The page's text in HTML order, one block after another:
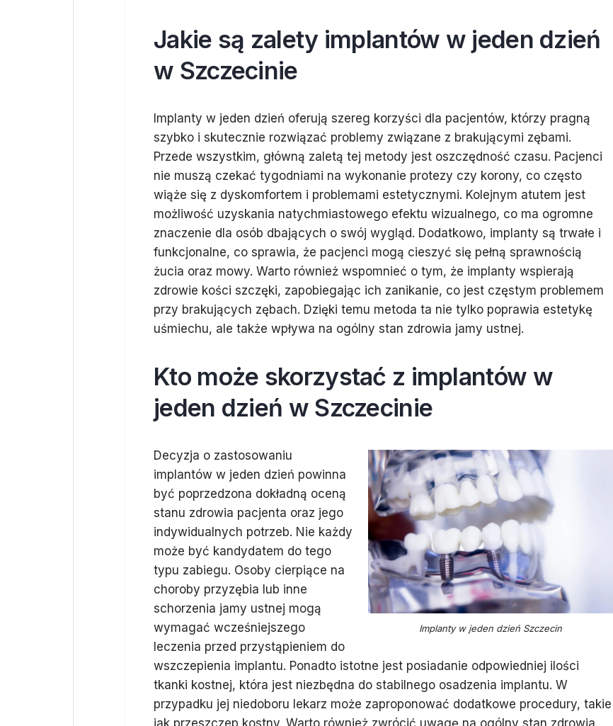
Jakie są zalety implantów w jeden dzień
w Szczecinie
Implanty w jeden dzień oferują szereg korzyści dla pacjentów, którzy pragną
szybko i skutecznie rozwiązać problemy związane z brakującymi zębami.
Przede wszystkim, główną zaletą tej metody jest oszczędność czasu. Pacjenci
nie muszą czekać tygodniami na wykonanie protezy czy korony, co często
wiąże się z dyskomfortem i problemami estetycznymi. Kolejnym atutem jest
możliwość uzyskania natychmiastowego efektu wizualnego, co ma ogromne
znaczenie dla osób dbających o swój wygląd. Dodatkowo, implanty są trwałe i
funkcjonalne, co sprawia, że pacjenci mogą cieszyć się pełną sprawnością
żucia oraz mowy. Warto również wspomnieć o tym, że implanty wspierają
zdrowie kości szczęki, zapobiegając ich zanikanie, co jest częstym problemem
przy brakujących zębach. Dzięki temu metoda ta nie tylko poprawia estetykę
uśmiechu, ale także wpływa na ogólny stan zdrowia jamy ustnej.
Kto może skorzystać z implantów w
jeden dzień w Szczecinie
Implanty w jeden dzień Szczecin
Decyzja o zastosowaniu
implantów w jeden dzień powinna
być poprzedzona dokładną oceną
stanu zdrowia pacjenta oraz jego
indywidualnych potrzeb. Nie każdy
może być kandydatem do tego
typu zabiegu. Osoby cierpiące na
choroby przyzębia lub inne
schorzenia jamy ustnej mogą
wymagać wcześniejszego
leczenia przed przystąpieniem do
wszczepienia implantu. Ponadto istotne jest posiadanie odpowiedniej ilości
tkanki kostnej, która jest niezbędna do stabilnego osadzenia implantu. W
przypadku jej niedoboru lekarz może zaproponować dodatkowe procedury, takie
jak przeszczep kostny. Warto również zwrócić uwagę na ogólny stan zdrowia